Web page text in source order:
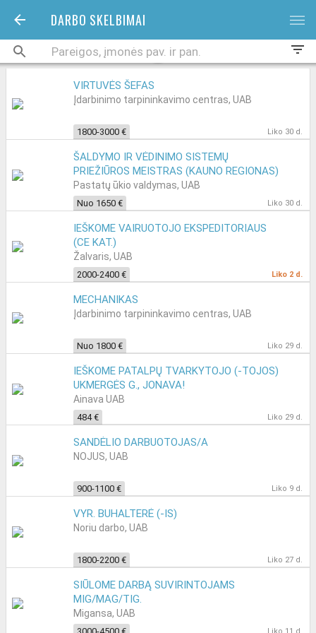
DARBO SKELBIMAI bars
filter_list
VIRTUVĖS ŠEFAS
Įdarbinimo tarpininkavimo centras, UAB
1800-3000 € Liko 30 d.
ŠALDYMO IR VĖDINIMO SISTEMŲ
PRIEŽIŪROS MEISTRAS (KAUNO REGIONAS)
Pastatų ūkio valdymas, UAB
Nuo 1650 € Liko 30 d.
IEŠKOME VAIRUOTOJO EKSPEDITORIAUS
(CE KAT.)
Žalvaris, UAB
2000-2400 € Liko 2 d.
MECHANIKAS
Įdarbinimo tarpininkavimo centras, UAB
Nuo 1800 € Liko 29 d.
IEŠKOME PATALPŲ TVARKYTOJO (-TOJOS)
UKMERGĖS G., JONAVA!
Ainava UAB
484 € Liko 29 d.
SANDĖLIO DARBUOTOJAS/A
NOJUS, UAB
900-1100 € Liko 9 d.
VYR. BUHALTERĖ (-IS)
Noriu darbo, UAB
1800-2200 € Liko 27 d.
SIŪLOME DARBĄ SUVIRINTOJAMS
MIG/MAG/TIG.
Migansa, UAB